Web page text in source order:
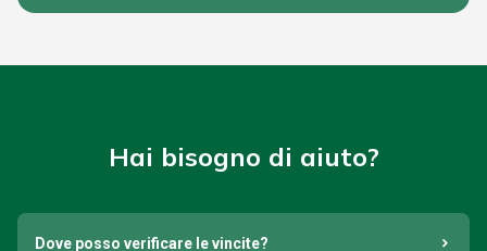
Hai bisogno di aiuto?
Dove posso verificare le vincite?